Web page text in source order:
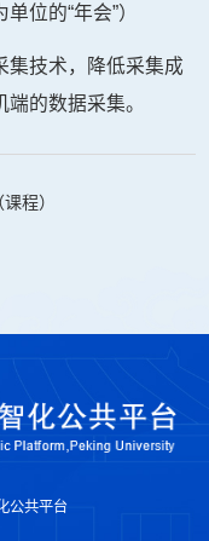
位的“年会”）
集技术，降低采集成
的数据采集。
程）
公共平台